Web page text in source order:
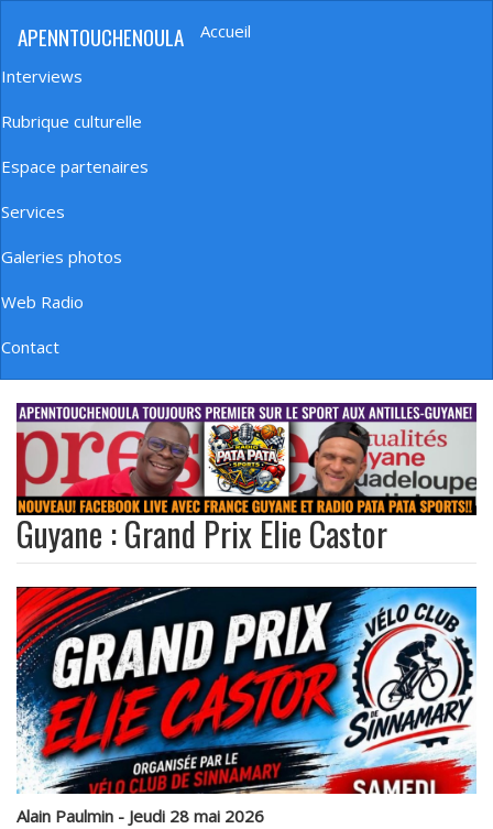
principal
APENNTOUCHENOULA
Navigation
principale
Accueil
Interviews
Rubrique culturelle
Espace partenaires
Services
Galeries photos
Web Radio
Contact
banniere_img
Guyane : Grand Prix Elie Castor
Alain Paulmin - Jeudi 28 mai 2026